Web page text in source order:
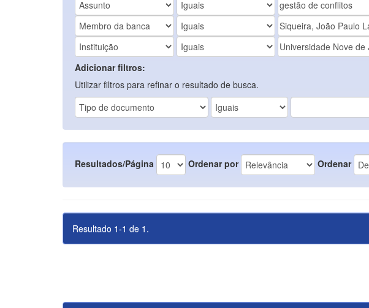
Adicionar filtros:
Utilizar filtros para refinar o resultado de busca.
Resultados/Página Ordenar por Ordenar
Resultado 1-1 de 1.